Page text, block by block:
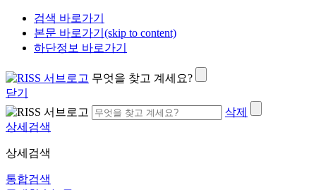
검색 바로가기
본문 바로가기(skip to content)
하단정보 바로가기
무엇을 찾고 계세요?
닫기
삭제
상세검색
상세검색
통합검색